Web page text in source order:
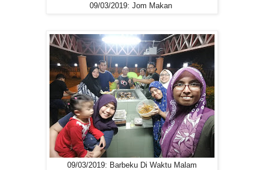
09/03/2019: Jom Makan
09/03/2019: Barbeku Di Waktu Malam